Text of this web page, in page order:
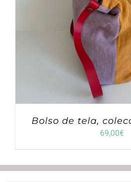
Bolso de tela,
69,00€